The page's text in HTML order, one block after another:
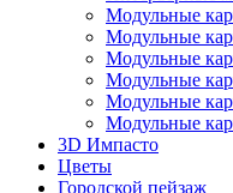
Модульные
Модульные
Модульные
Модульные
Модульные
Модульные
3D Импасто
Цветы
Городской пейзаж